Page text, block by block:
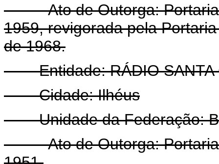
- Ato de Outorga: Portaria
1959, revigorada pela
de 1968.
Entidade: RÁDIO SANTA
Cidade: Ilhéus
Unidade da Federação:
- Ato de Outorga: Portaria